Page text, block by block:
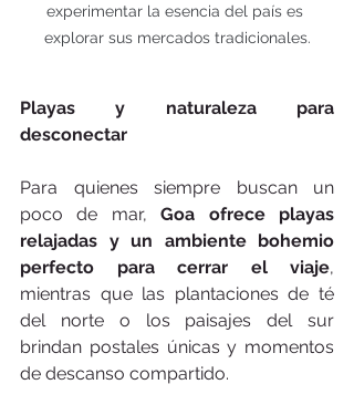
experimentar la esencia del país es
explorar sus mercados tradicionales.
Playas y naturaleza para
desconectar
Para quienes siempre buscan un
poco de mar, Goa ofrece playas
relajadas y un ambiente bohemio
perfecto para cerrar el viaje,
mientras que las plantaciones de té
del norte o los paisajes del sur
brindan postales únicas y momentos
de descanso compartido.